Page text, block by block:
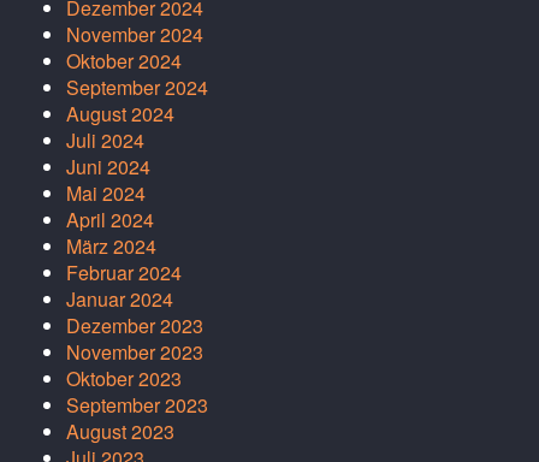
Dezember 2024
November 2024
Oktober 2024
September 2024
August 2024
Juli 2024
Juni 2024
Mai 2024
April 2024
März 2024
Februar 2024
Januar 2024
Dezember 2023
November 2023
Oktober 2023
September 2023
August 2023